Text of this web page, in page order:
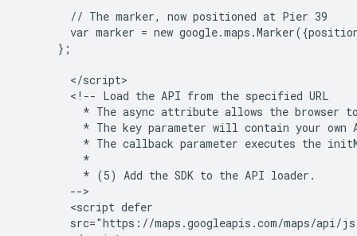
        // The marker, now positioned at Pier 39
var marker = new
      };
        </script>
        <!-- Load the API from the specified URL
* The async attribute allows the browser
* The key parameter will contain your own
* The callback parameter executes the
          *
          * (5) Add the SDK to the API loader.
        -->
        <script defer
src="https://maps.googleapis.com/maps/api/